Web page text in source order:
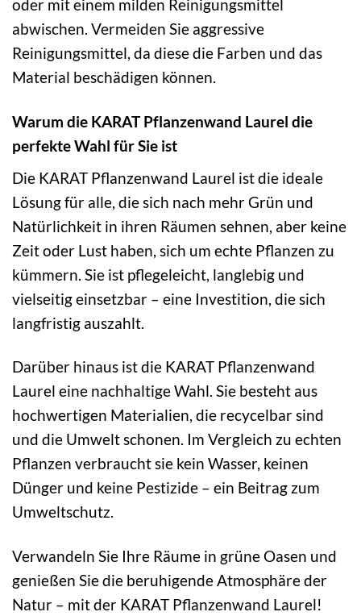
oder mit einem milden Reinigungsmittel
abwischen. Vermeiden Sie aggressive
Reinigungsmittel, da diese die Farben und das
Material beschädigen können.
Warum die KARAT Pflanzenwand Laurel die
perfekte Wahl für Sie ist
Die KARAT Pflanzenwand Laurel ist die ideale
Lösung für alle, die sich nach mehr Grün und
Natürlichkeit in ihren Räumen sehnen, aber keine
Zeit oder Lust haben, sich um echte Pflanzen zu
kümmern. Sie ist pflegeleicht, langlebig und
vielseitig einsetzbar – eine Investition, die sich
langfristig auszahlt.
Darüber hinaus ist die KARAT Pflanzenwand
Laurel eine nachhaltige Wahl. Sie besteht aus
hochwertigen Materialien, die recycelbar sind
und die Umwelt schonen. Im Vergleich zu echten
Pflanzen verbraucht sie kein Wasser, keinen
Dünger und keine Pestizide – ein Beitrag zum
Umweltschutz.
Verwandeln Sie Ihre Räume in grüne Oasen und
genießen Sie die beruhigende Atmosphäre der
Natur – mit der KARAT Pflanzenwand Laurel!